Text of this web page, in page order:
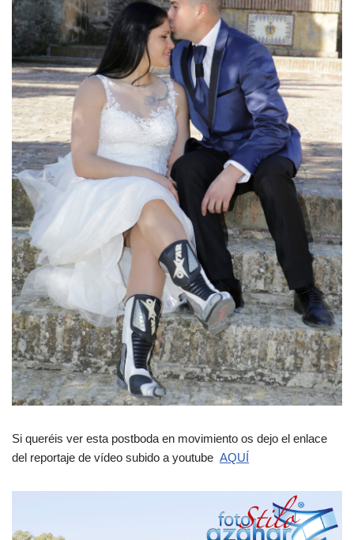
Si queréis ver esta postboda en movimiento os dejo el enlace
del reportaje de vídeo subido a youtube AQUÍ